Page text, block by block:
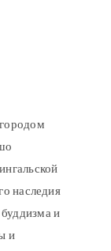
наследия
и
и